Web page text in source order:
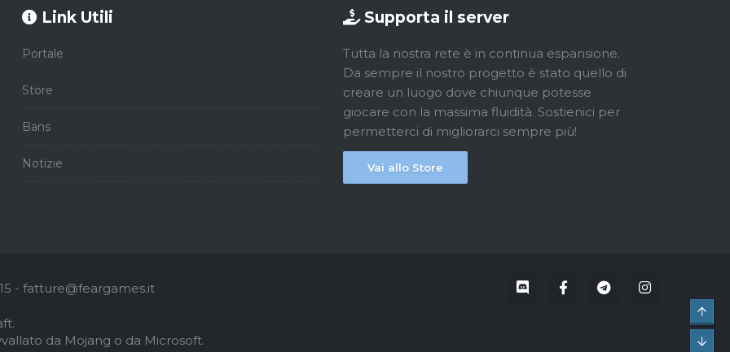
Link Utili
Portale
Store
Bans
Notizie
Supporta il server
Tutta la nostra rete è in continua espansione.
Da sempre il nostro progetto è stato quello di
creare un luogo dove chiunque potesse
giocare con la massima fluidità. Sostienici per
permetterci di migliorarci sempre più!
Vai allo Store
- fatture@feargames.it
da Mojang o da Microsoft.
Top